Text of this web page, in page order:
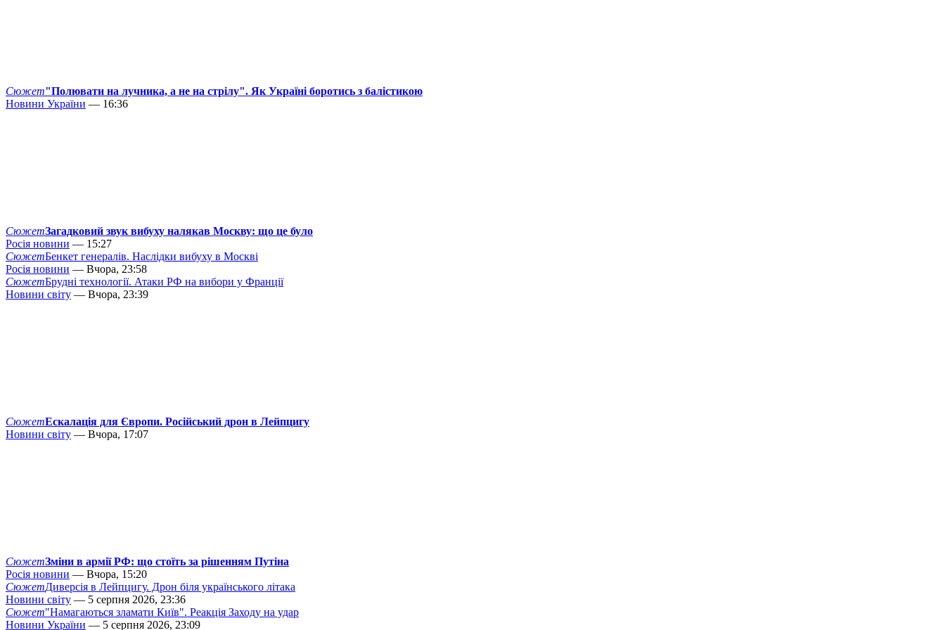
Сюжет"Полювати на лучника, а не на стрілу". Як Україні боротись з балістикою
Новини України — 16:36
СюжетЗагадковий звук вибуху налякав Москву: що це було
Росія новини — 15:27
СюжетБенкет генералів. Наслідки вибуху в Москві
Росія новини — Вчора, 23:58
СюжетБрудні технології. Атаки РФ на вибори у Франції
Новини світу — Вчора, 23:39
СюжетЕскалація для Європи. Російський дрон в Лейпцигу
Новини світу — Вчора, 17:07
СюжетЗміни в армії РФ: що стоїть за рішенням Путіна
Росія новини — Вчора, 15:20
СюжетДиверсія в Лейпцигу. Дрон біля українського літака
Новини світу — 5 серпня 2026, 23:36
Сюжет"Намагаються зламати Київ". Реакція Заходу на удар
Новини України — 5 серпня 2026, 23:09